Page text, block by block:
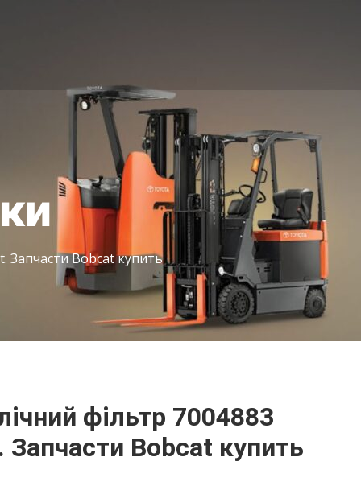
Запчасти Bobcat купить
фільтр 7004883
Запчасти Bobcat купить